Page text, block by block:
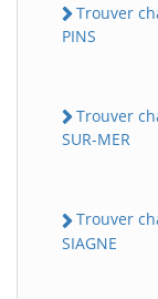
Trouver
PINS
Trouver
SUR-MER
Trouver
SIAGNE